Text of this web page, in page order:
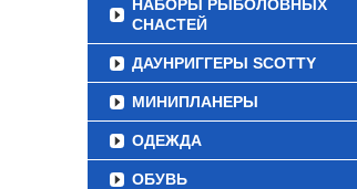
НАБОРЫ РЫБОЛОВНЫХ
СНАСТЕЙ
ДАУНРИГГЕРЫ SCOTTY
МИНИПЛАНЕРЫ
ОДЕЖДА
ОБУВЬ